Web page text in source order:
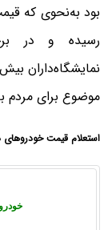
رسیده و در
موضوع برای مردم
استعلام قیمت خودروهای
خودرو